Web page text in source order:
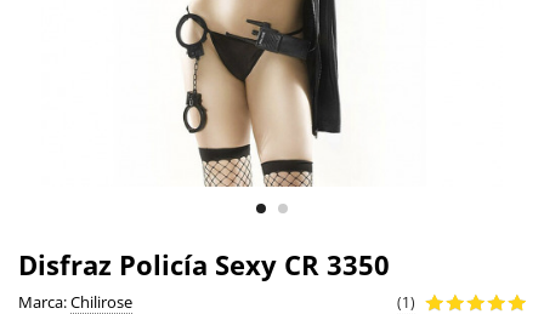
Disfraz Policía Sexy CR 3350
Marca:Chilirose (1)